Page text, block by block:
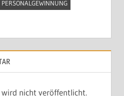
PERSONALGEWINNUNG
wird nicht veröffentlicht.